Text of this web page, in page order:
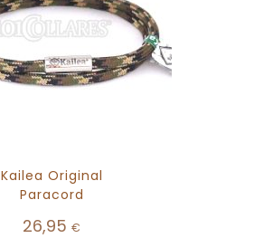
Kailea Original
Paracord
26,95 €